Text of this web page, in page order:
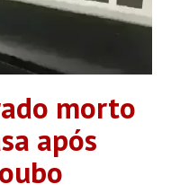
morto
após